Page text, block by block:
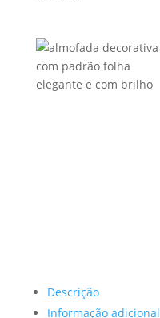
Descrição
Informação adicional